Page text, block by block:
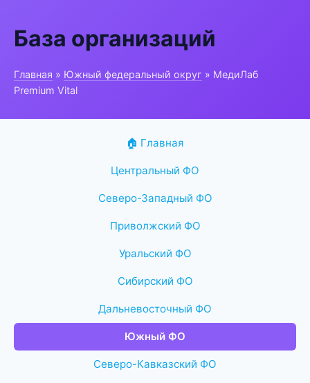
База организаций
Главная » Южный федеральный округ » МедиЛаб
Premium Vital
🏠 Главная
Центральный ФО
Северо-Западный ФО
Приволжский ФО
Уральский ФО
Сибирский ФО
Дальневосточный ФО
Южный ФО
Северо-Кавказский ФО